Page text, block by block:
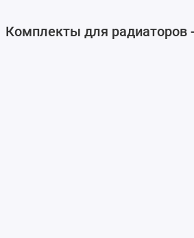
Комплекты для радиаторов